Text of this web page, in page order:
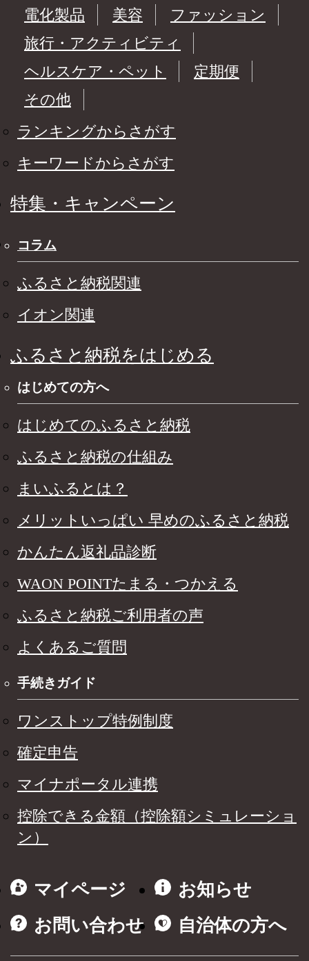
電化製品
美容
ファッション
旅行・アクティビティ
ヘルスケア・ペット
定期便
その他
ランキングからさがす
キーワードからさがす
特集・キャンペーン
コラム
ふるさと納税関連
イオン関連
ふるさと納税をはじめる
はじめての方へ
はじめてのふるさと納税
ふるさと納税の仕組み
まいふるとは？
メリットいっぱい 早めのふるさと納税
かんたん返礼品診断
WAON POINTたまる・つかえる
ふるさと納税ご利用者の声
よくあるご質問
手続きガイド
ワンストップ特例制度
確定申告
マイナポータル連携
控除できる金額（控除額シミュレーショ
ン）
マイページ
お知らせ
お問い合わせ
自治体の方へ